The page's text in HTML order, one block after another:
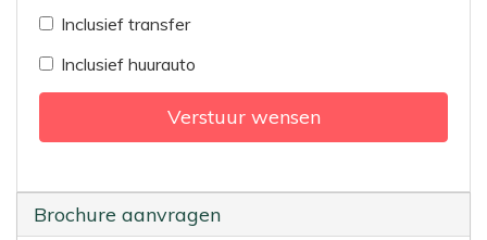
Inclusief transfer
Inclusief huurauto
Verstuur wensen
Brochure aanvragen